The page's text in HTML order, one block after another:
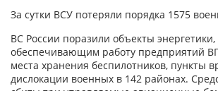
За сутки ВСУ потеряли порядка 1575
ВС России поразили объекты энергетики,
обеспечивающим работу предприятий
места хранения беспилотников, пункты
дислокации военных в 142 районах.